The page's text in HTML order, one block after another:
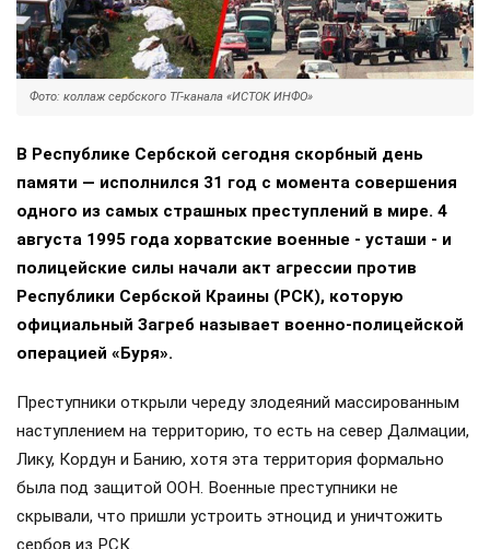
Фото: коллаж сербского ТГ-канала «ИСТОК ИНФО»
В Республике Сербской сегодня скорбный день
памяти — исполнился 31 год с момента совершения
одного из самых страшных преступлений в мире. 4
августа 1995 года хорватские военные - усташи - и
полицейские силы начали акт агрессии против
Республики Сербской Краины (РСК), которую
официальный Загреб называет военно-полицейской
операцией «Буря».
Преступники открыли череду злодеяний массированным
наступлением на территорию, то есть на север Далмации,
Лику, Кордун и Банию, хотя эта территория формально
была под защитой ООН. Военные преступники не
скрывали, что пришли устроить этноцид и уничтожить
сербов из РСК.